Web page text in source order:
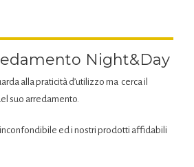
Night&Day
alla praticità d’utilizzo ma cerca il
suo arredamento.
inconfondibile ed i nostri prodotti affidabili